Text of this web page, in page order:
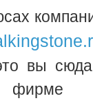
вы сюда